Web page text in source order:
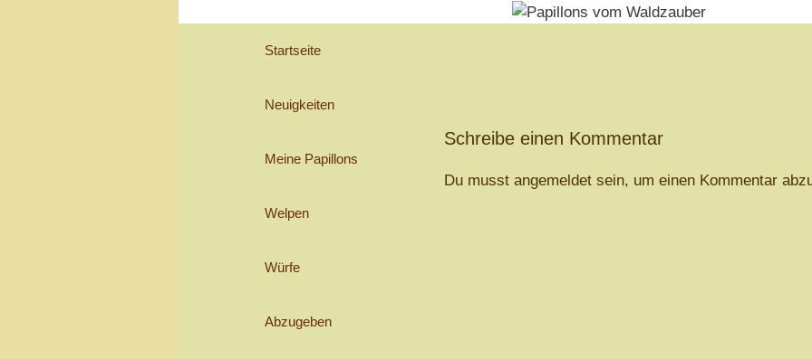
Schreibe einen Kommentar
Du musst angemeldetsein, um einen Kommentar
Startseite
Neuigkeiten
Meine Papillons
Welpen
Würfe
Abzugeben